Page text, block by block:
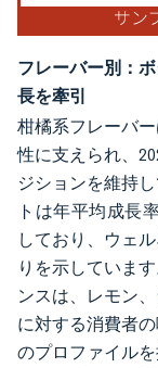
フレーバー別：
長を牽引
柑橘系フレーバ
性に支えられ、
ジションを維持
トは年平均成長
しており、ウェ
りを示していま
ンスは、レモン
に対する消費者
のプロファイル